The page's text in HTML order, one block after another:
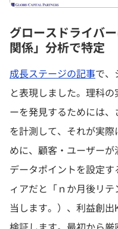
グロースドライバ
関係」分析で特定
成長ステージの記事で、
と表現しました。理科
ーを発見するためには
を計測して、それが実
めに、顧客・ユーザー
データポイントを設定
ィアだと「ｎか月後リ
当します。）、利益創